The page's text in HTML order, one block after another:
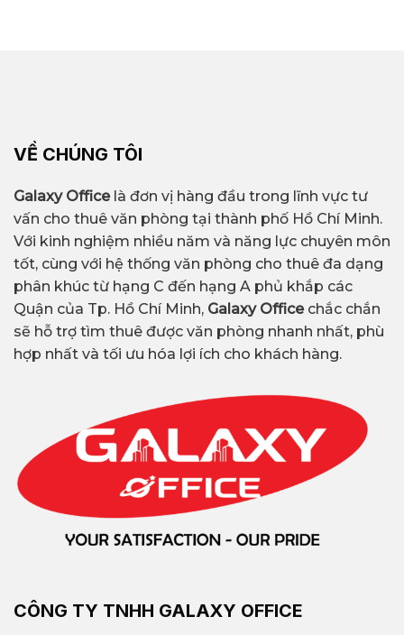
Shophouse Sala – Văn phòng đã thi công tại
Galaxy Office
thất văn phòng
Thiết kế và thi công nội thất văn phòngkhông
còn đơn thuần là việc bố trí không gian làm
việc. Mà đã trở thành một yếu tố góp phần
quan trọng vào sự phát triển của doanh
nghiệp, cụ thể:
tích.
VỀ CHÚNG TÔI
Galaxy Officelà đơn vị hàng đầu trong lĩnh vực tư
vấn cho thuê văn phòng tại thành phố Hồ Chí Minh.
Với kinh nghiệm nhiều năm và năng lực chuyên môn
tốt, cùng với hệ thống văn phòng cho thuê đa dạng
phân khúc từ hạng C đến hạng A phủ khắp các
Quận của Tp. Hồ Chí Minh, Galaxy Office chắc chắn
sẽ hỗ trợ tìm thuê được văn phòng nhanh nhất, phù
hợp nhất và tối ưu hóa lợi ích cho khách hàng.
CÔNG TY TNHH GALAXY OFFICE